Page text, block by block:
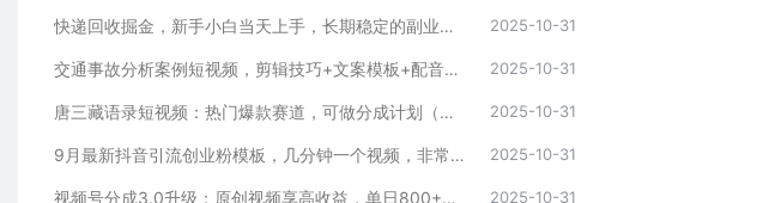
快递回收掘金，新手小白当天上手，长期稳定的副业，轻松日入 2000+ 2025-10-31
交通事故分析案例短视频，剪辑技巧+文案模板+配音教学 2025-10-31
唐三藏语录短视频：热门爆款赛道，可做分成计划（视频+软件） 2025-10-31
9月最新抖音引流创业粉模板，几分钟一个视频，非常暴力，小白直接可上手操作! 2025-10-31
视频号分成3.0升级：原创视频享高收益，单日800+轻松实现 2025-10-31